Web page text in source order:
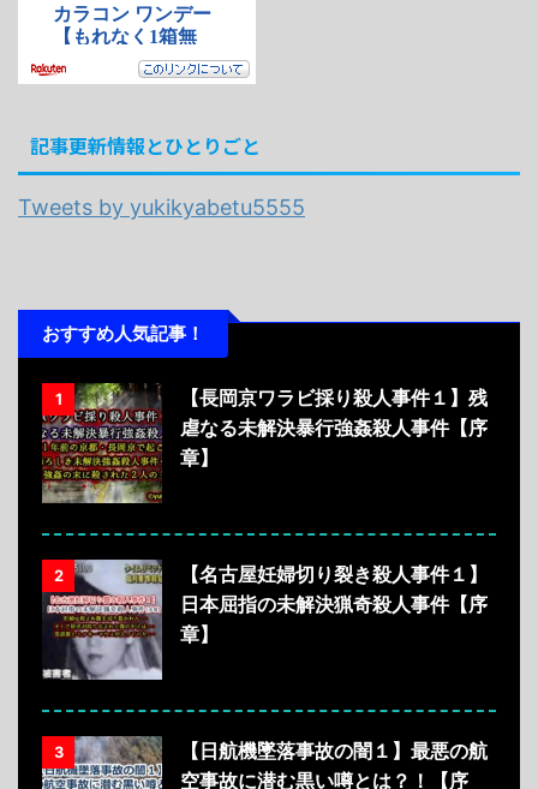
記事更新情報とひとりごと
Tweets by yukikyabetu5555
おすすめ人気記事！
1
【長岡京ワラビ採り殺人事件１】残
虐なる未解決暴行強姦殺人事件【序
章】
2
【名古屋妊婦切り裂き殺人事件１】
日本屈指の未解決猟奇殺人事件【序
章】
3
【日航機墜落事故の闇１】最悪の航
空事故に潜む黒い噂とは？！【序